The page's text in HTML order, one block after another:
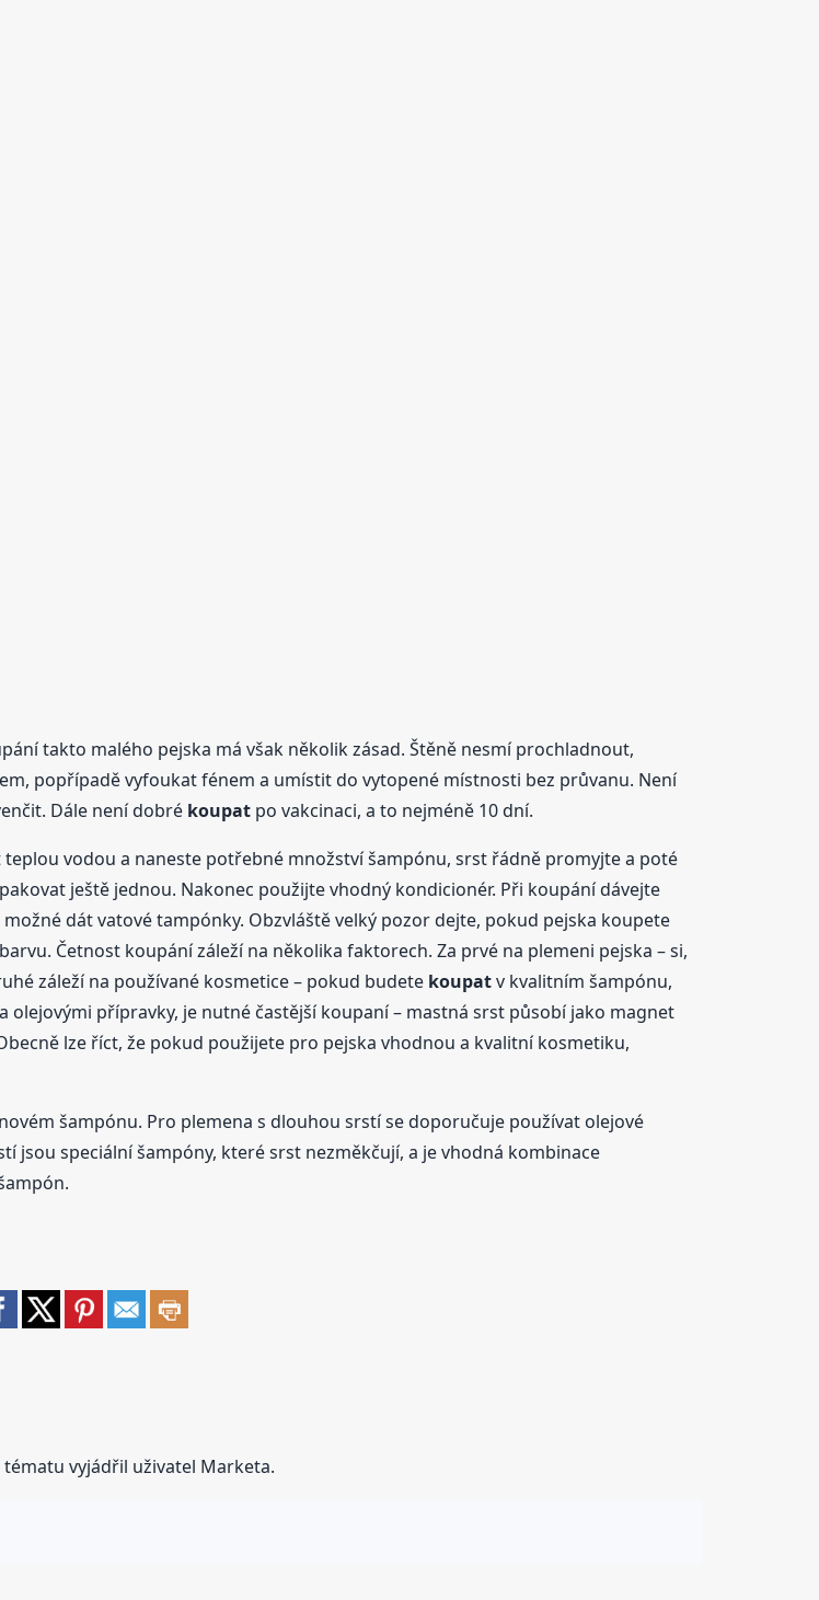
takto malého pejska má však několik zásad. Štěně nesmí prochladnout,
popřípadě vyfoukat fénem a umístit do vytopené místnosti bez průvanu. Není
Dále není dobré koupatpo vakcinaci, a to nejméně 10 dní.
vodou a naneste potřebné množství šampónu, srst řádně promyjte a poté
ještě jednou. Nakonec použijte vhodný kondicionér. Při koupání dávejte
dát vatové tampónky. Obzvláště velký pozor dejte, pokud pejska koupete
Četnost koupání záleží na několika faktorech. Za prvé na plemeni pejska – si,
záleží na používané kosmetice – pokud budete koupatv kvalitním šampónu,
přípravky, je nutné častější koupaní – mastná srst působí jako magnet
lze říct, že pokud použijete pro pejska vhodnou a kvalitní kosmetiku,
šampónu. Pro plemena s dlouhou srstí se doporučuje používat olejové
jsou speciální šampóny, které srst nezměkčují, a je vhodná kombinace
vyjádřil uživatel Marketa.